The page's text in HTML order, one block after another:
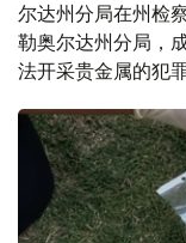
尔达州分局在州检
勒奥尔达州分局，
法开采贵金属的犯罪